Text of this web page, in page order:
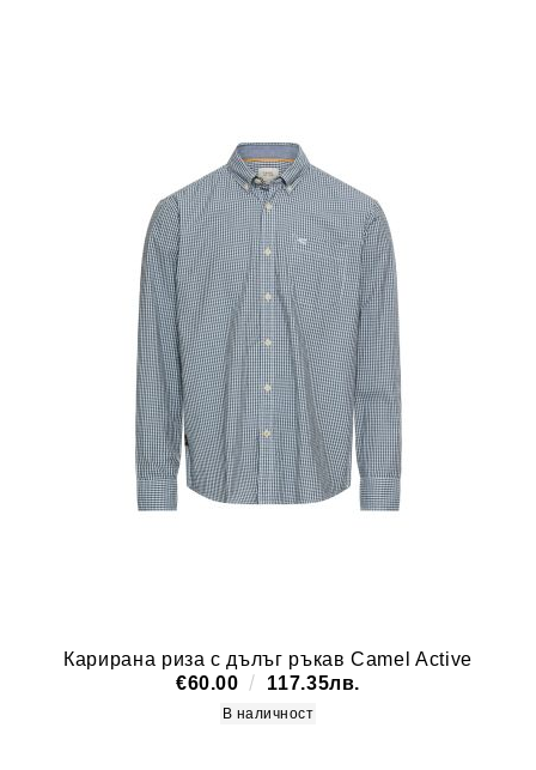
Карирана риза с дълъг ръкав Camel Active
€60.00
117.35лв.
В наличност